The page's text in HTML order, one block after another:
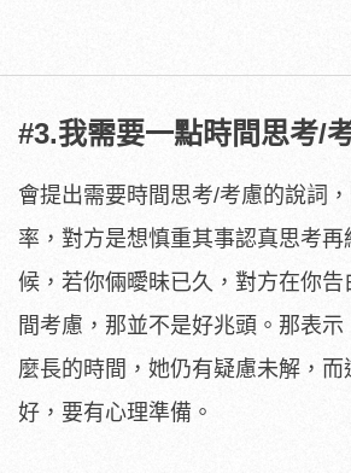
#3.我需要一點時間思考/
會提出需要時間思考/考慮的說詞
率，對方是想慎重其事認真思考
候，若你倆曖昧已久，對方在你
間考慮，那並不是好兆頭。那表
麼長的時間，她仍有疑慮未解，
好，要有心理準備。